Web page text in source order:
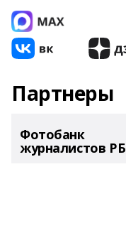
Партнеры
Фотобанк
журналистов РБ